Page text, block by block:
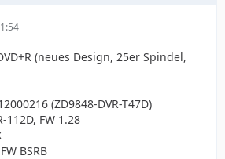
(neues Design, 25er Spindel,
(ZD9848-DVR-T47D)
112D, FW 1.28
BSRB